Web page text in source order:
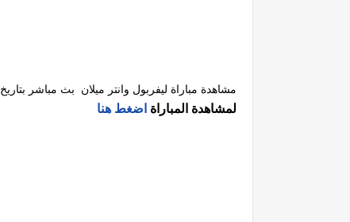
مشاهدة مباراة ليفربول وانتر ميلان بث مباشر بتاريخ 2022/2/8
لمشاهدة المباراة اضغط هنا